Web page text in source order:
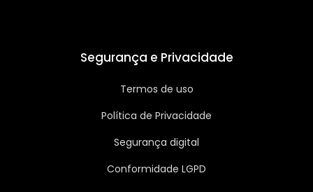
Segurança e Privacidade
Termos de uso
Política de Privacidade
Segurança digital
Conformidade LGPD